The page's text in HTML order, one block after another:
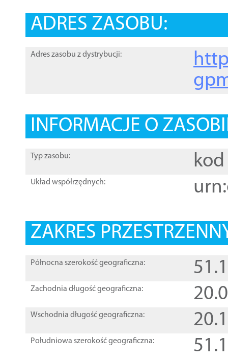
ADRES ZASOBU:
Adres zasobu z dystrybucji:
INFORMACJE O
Typ zasobu: kod
Układ współrzędnych:
ZAKRES
Północna szerokość geograficzna:
Zachodnia długość geograficzna:
Wschodnia długość geograficzna:
Południowa szerokość geograficzna: